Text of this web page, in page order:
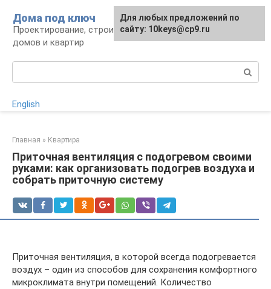
контенту
Дома под ключ
Проектирование, строительство и отделка
домов и квартир
English
Главная » Квартира
Приточная вентиляция с подогревом своими
руками: как организовать подогрев воздуха и
собрать приточную систему
Приточная вентиляция, в которой всегда подогревается
воздух – один из способов для сохранения комфортного
микроклимата внутри помещений. Количество
Для любых предложений по
сайту: 10keys@cp9.ru